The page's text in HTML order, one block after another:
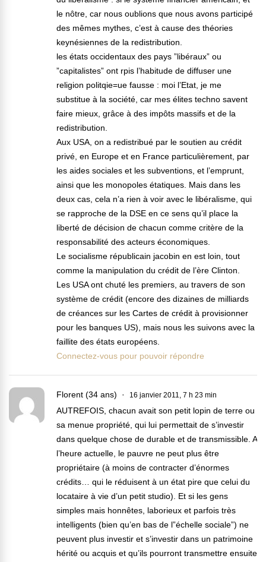
le nôtre, car nous oublions que nous avons participé
des mêmes mythes, c’est à cause des théories
keynésiennes de la redistribution.
les états occidentaux des pays ”libéraux” ou
”capitalistes” ont rpis l’habitude de diffuser une
religion politqie=ue fausse : moi l’Etat, je me
substitue à la société, car mes élites techno savent
faire mieux, grâce à des impôts massifs et de la
redistribution.
Aux USA, on a redistribué par le soutien au crédit
privé, en Europe et en France particulièrement, par
les aides sociales et les subventions, et l’emprunt,
ainsi que les monopoles étatiques. Mais dans les
deux cas, cela n’a rien à voir avec le libéralisme, qui
se rapproche de la DSE en ce sens qu’il place la
liberté de décision de chacun comme critère de la
responsabilité des acteurs économiques.
Le socialisme républicain jacobin en est loin, tout
comme la manipulation du crédit de l’ère Clinton.
Les USA ont chuté les premiers, au travers de son
système de crédit (encore des dizaines de milliards
de créances sur les Cartes de crédit à provisionner
pour les banques US), mais nous les suivons avec la
faillite des états européens.
Connectez-vous pour pouvoir répondre
Florent (34 ans) 16 janvier 2011, 7 h 23 min
AUTREFOIS, chacun avait son petit lopin de terre ou
sa menue propriété, qui lui permettait de s’investir
dans quelque chose de durable et de transmissible. A
l’heure actuelle, le pauvre ne peut plus être
propriétaire (à moins de contracter d’énormes
crédits… qui le réduisent à un état pire que celui du
locataire à vie d’un petit studio). Et si les gens
simples mais honnêtes, laborieux et parfois très
intelligents (bien qu’en bas de l”échelle sociale”) ne
peuvent plus investir et s’investir dans un patrimoine
hérité ou acquis et qu’ils pourront transmettre ensuite